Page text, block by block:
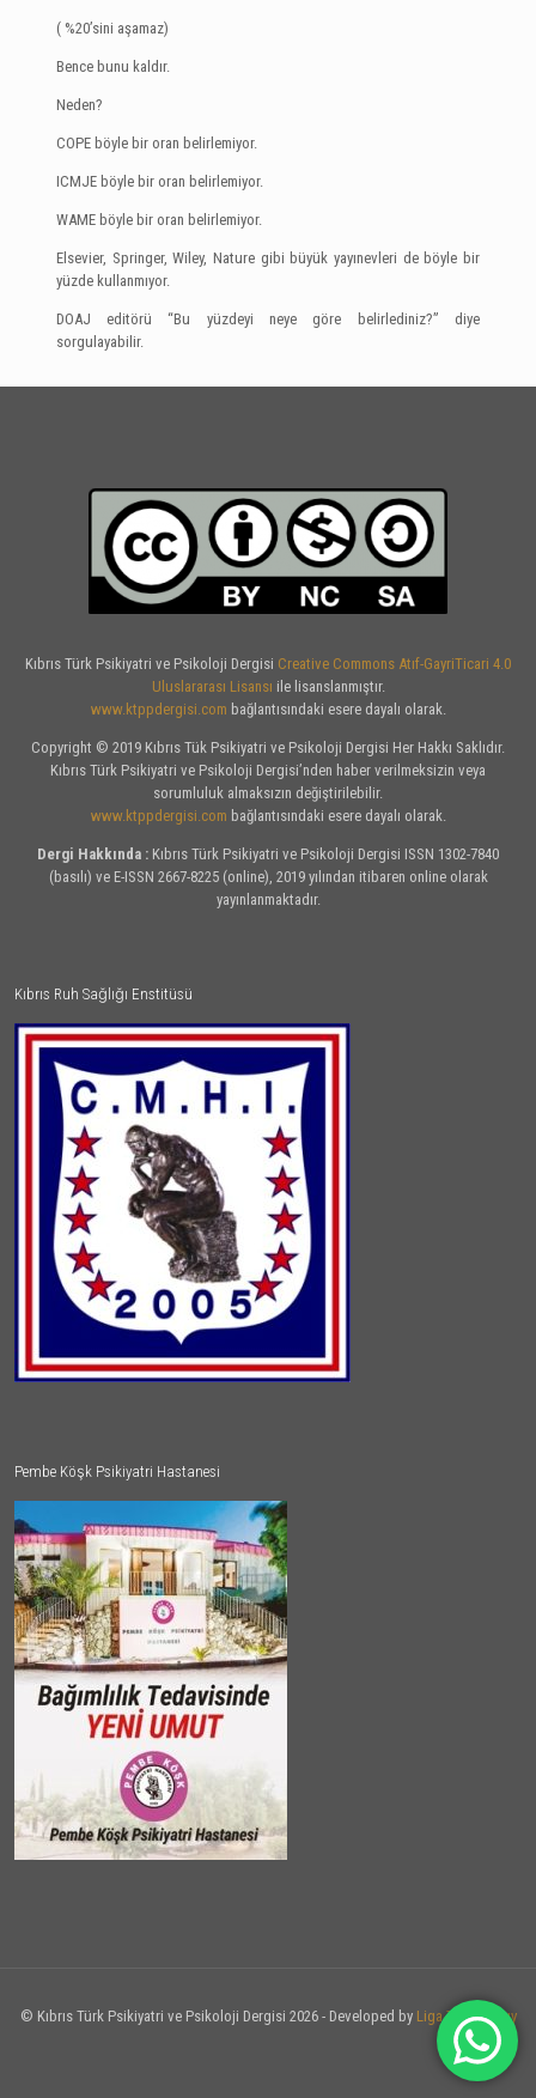
( %20’sini aşamaz)
Bence bunu kaldır.
Neden?
COPE böyle bir oran belirlemiyor.
ICMJE böyle bir oran belirlemiyor.
WAME böyle bir oran belirlemiyor.
Elsevier, Springer, Wiley, Nature gibi büyük yayınevleri de böyle bir
yüzde kullanmıyor.
DOAJ editörü “Bu yüzdeyi neye göre belirlediniz?” diye
sorgulayabilir.
Kıbrıs Türk Psikiyatri ve Psikoloji Dergisi Creative Commons Atıf-GayriTicari 4.0
Uluslararası Lisansı ile lisanslanmıştır.
www.ktppdergisi.com bağlantısındaki esere dayalı olarak.
Copyright © 2019 Kıbrıs Tük Psikiyatri ve Psikoloji Dergisi Her Hakkı Saklıdır.
Kıbrıs Türk Psikiyatri ve Psikoloji Dergisi’nden haber verilmeksizin veya
sorumluluk almaksızın değiştirilebilir.
www.ktppdergisi.com bağlantısındaki esere dayalı olarak.
Dergi Hakkında : Kıbrıs Türk Psikiyatri ve Psikoloji Dergisi ISSN 1302-7840
(basılı) ve E-ISSN 2667-8225 (online), 2019 yılından itibaren online olarak
yayınlanmaktadır.
Kıbrıs Ruh Sağlığı Enstitüsü
Pembe Köşk Psikiyatri Hastanesi
© Kıbrıs Türk Psikiyatri ve Psikoloji Dergisi 2026 - Developed by Liga Technology